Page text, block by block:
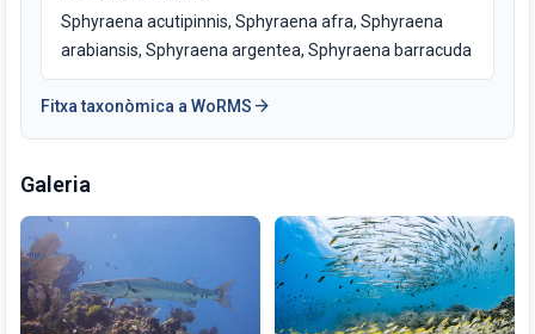
Sphyraena acutipinnis, Sphyraena afra, Sphyraena
arabiansis, Sphyraena argentea, Sphyraena barracuda
Fitxa taxonòmica a WoRMS arrow_forward
Galeria